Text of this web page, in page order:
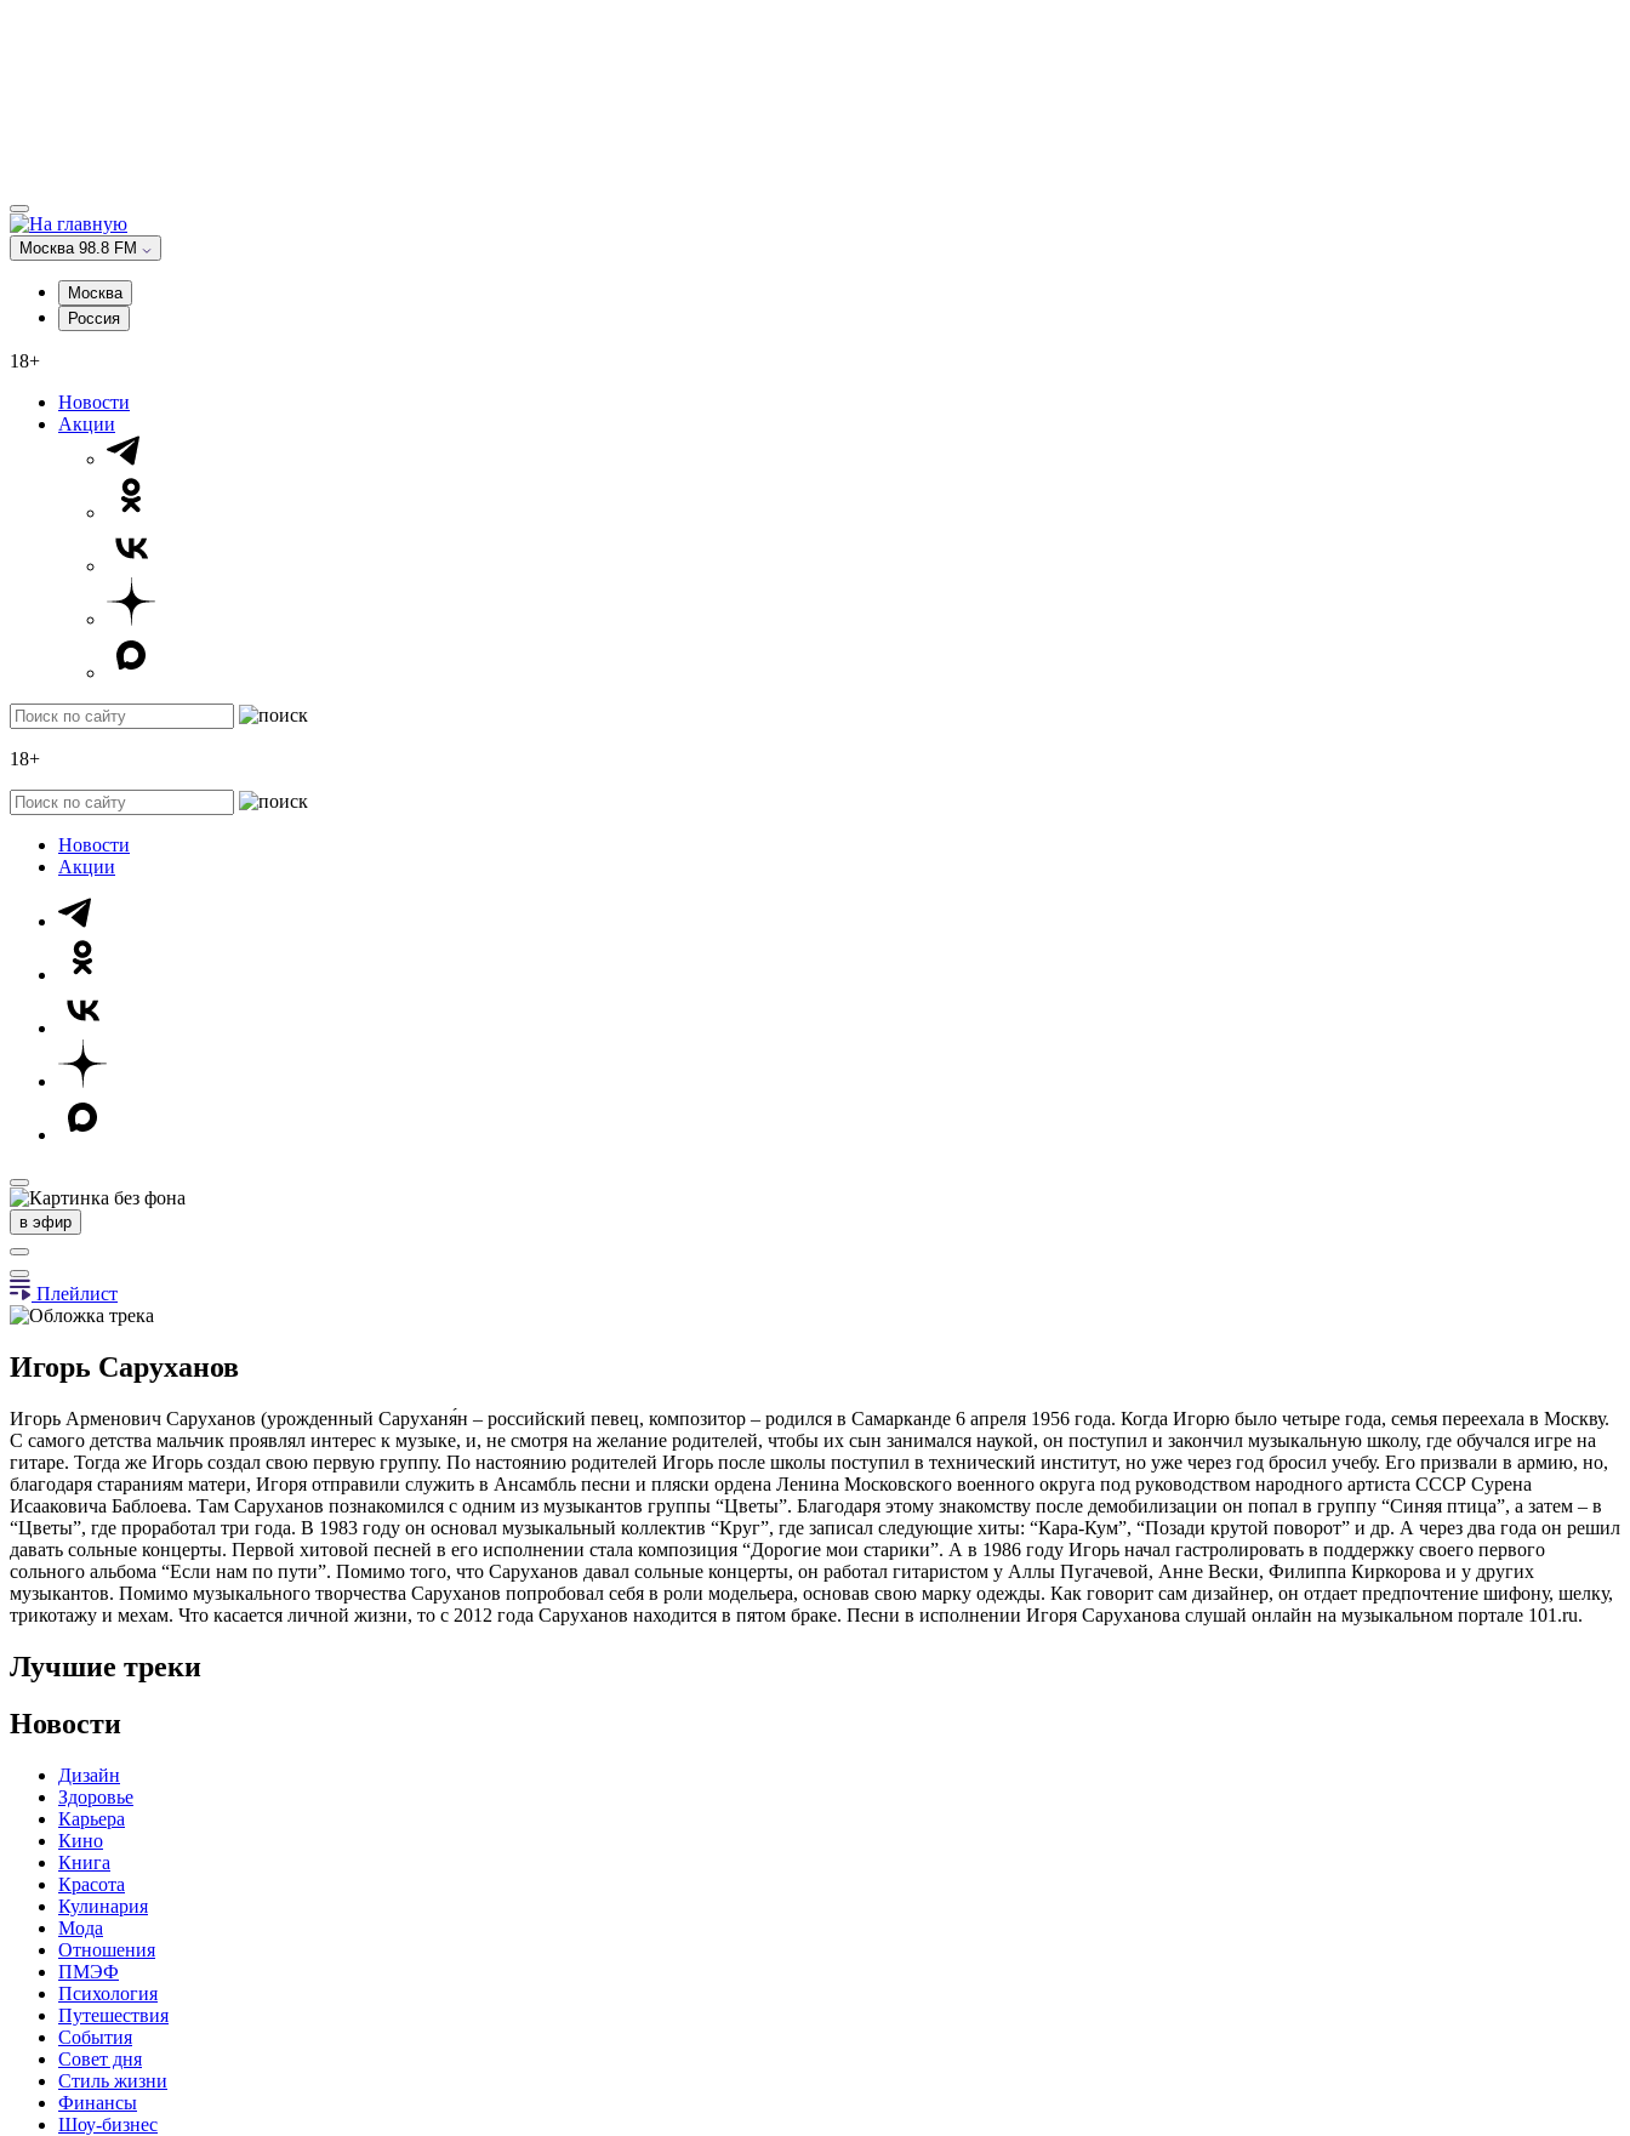
Москва 98.8 FM
Москва
Россия
18+
Новости
Акции
18+
Новости
Акции
в эфир
Плейлист
Игорь Саруханов
Игорь Арменович Саруханов (урожденный Саруханя́н – российский певец, композитор – родился в Самарканде 6 апреля 1956 года. Когда Игорю было четыре года, семья переехала в Москву.
C самого детства мальчик проявлял интерес к музыке, и, не смотря на желание родителей, чтобы их сын занимался наукой, он поступил и закончил музыкальную школу, где обучался игре на
гитаре. Тогда же Игорь создал свою первую группу. По настоянию родителей Игорь после школы поступил в технический институт, но уже через год бросил учебу. Его призвали в армию, но,
благодаря стараниям матери, Игоря отправили служить в Ансамбль песни и пляски ордена Ленина Московского военного округа под руководством народного артиста СССР Сурена
Исааковича Баблоева. Там Саруханов познакомился с одним из музыкантов группы “Цветы”. Благодаря этому знакомству после демобилизации он попал в группу “Синяя птица”, а затем – в
“Цветы”, где проработал три года. В 1983 году он основал музыкальный коллектив “Круг”, где записал следующие хиты: “Кара-Кум”, “Позади крутой поворот” и др. А через два года он решил
давать сольные концерты. Первой хитовой песней в его исполнении стала композиция “Дорогие мои старики”. А в 1986 году Игорь начал гастролировать в поддержку своего первого
сольного альбома “Если нам по пути”. Помимо того, что Саруханов давал сольные концерты, он работал гитаристом у Аллы Пугачевой, Анне Вески, Филиппа Киркорова и у других
музыкантов. Помимо музыкального творчества Саруханов попробовал себя в роли модельера, основав свою марку одежды. Как говорит сам дизайнер, он отдает предпочтение шифону, шелку,
трикотажу и мехам. Что касается личной жизни, то с 2012 года Саруханов находится в пятом браке. Песни в исполнении Игоря Саруханова слушай онлайн на музыкальном портале 101.ru.
Лучшие треки
Новости
Дизайн
Здоровье
Карьера
Кино
Книга
Красота
Кулинария
Мода
Отношения
ПМЭФ
Психология
Путешествия
События
Совет дня
Стиль жизни
Финансы
Шоу-бизнес